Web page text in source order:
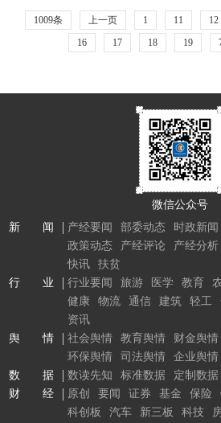
1009条 上一页 1 11 12
16 17 18 19
微信公众号
新 闻
产经要闻 部委动态 时政新闻
政策动态
产经评论 产经分析
快讯
扶贫
行 业
行业要闻 旅游 医学 教育
健康
物流 通信 建筑 轻工
资讯
舆 情
社会舆情 教育舆情 财金舆情
环保舆情
司法舆情
企业舆情
数 据
数读先知 标准数据
定制数据
财 经
原创 要闻 证券 基金 保险
科创板
汽车 新三板 科技